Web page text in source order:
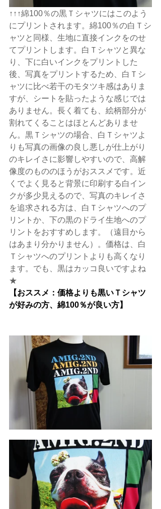
↑↑↑綿100％の黒Ｔシャツにはこのよう
にプリントされます。綿100％の白Ｔシ
ャツと同様、生地に直接インクをのせ
てプリントします。白Ｔシャツと異な
り、下に白いインクをプリントした
後、写真をプリントするため、白Ｔシ
ャツに比べ若干のモタツキ感はありま
すが、シートを貼ったような感じでは
ありません。長く着ても、絵柄部分が
割れてくることはほとんどありませ
ん。黒Ｔシャツの場合、白Ｔシャツよ
りも写真の画像の良し悪しが仕上がり
のキレイさに影響しやすいので、高解
像度のもののほうがおススメです。近
くでよく見ると背景に印刷する白イン
クが多少見えるので、写真のキレイさ
を追求される方は、白Ｔシャツへのプ
リントか、下の黒のドライ生地へのプ
リントをおすすめします。（遠目から
はあまり分かりません）。価格は、白
Ｔシャツへのプリントよりも高くなり
ます。でも、黒はカッコ良いですよね
★
【おススメ：価格よりも黒いＴシャツ
が好みの方、綿100％が良い方】